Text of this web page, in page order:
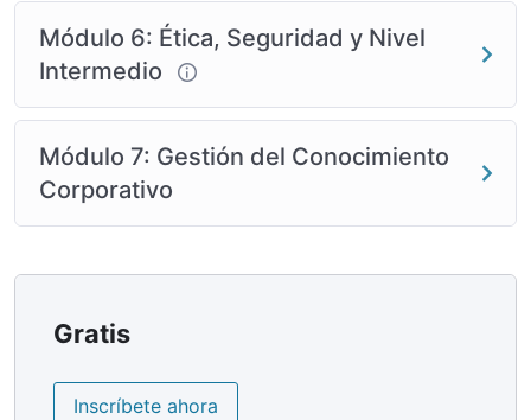
Módulo 6: Ética, Seguridad y Nivel
Intermedio
Módulo 7: Gestión del Conocimiento
Corporativo
Gratis
Inscríbete ahora